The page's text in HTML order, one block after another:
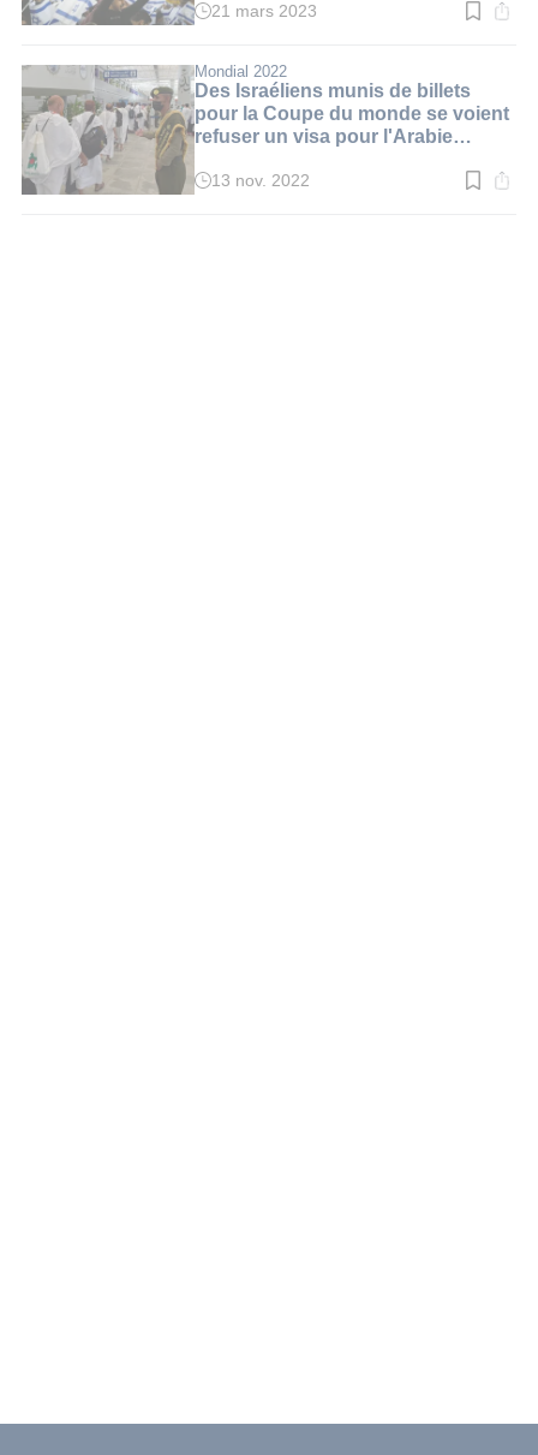
Temps
:
4
min.
21 mars 2023
Mondial 2022
Des Israéliens munis de billets
pour la Coupe du monde se voient
refuser un visa pour l'Arabie
Temps
13 nov. 2022